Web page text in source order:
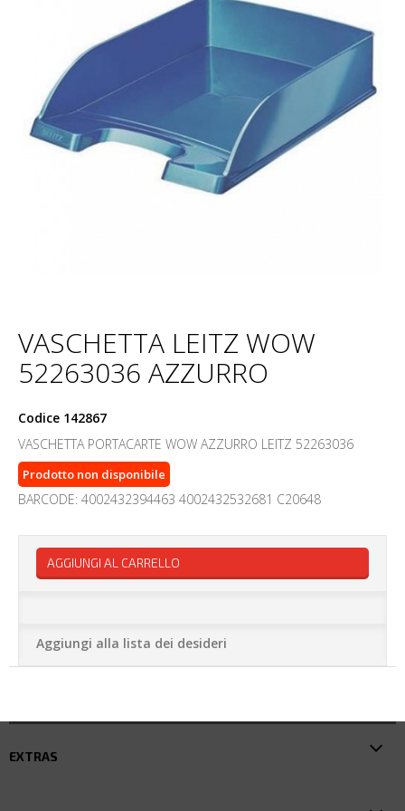
VASCHETTA LEITZ WOW
52263036 AZZURRO
Codice 142867
VASCHETTA PORTACARTE WOW AZZURRO LEITZ 52263036
Prodotto non disponibile
BARCODE: 4002432394463 4002432532681 C20648
AGGIUNGI AL CARRELLO
Aggiungi alla lista dei desideri
EXTRAS